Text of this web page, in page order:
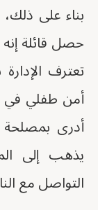
بناء على
حصل قائلة
تعترف
أمن طفلي في
أدرى
يذهب إلى
التواصل مع